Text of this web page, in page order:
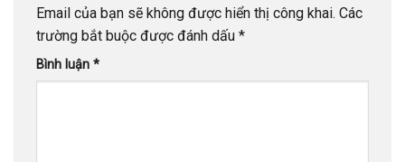
Email của bạn sẽ không được hiển thị công khai. Các
trường bắt buộc được đánh dấu *
Bình luận *